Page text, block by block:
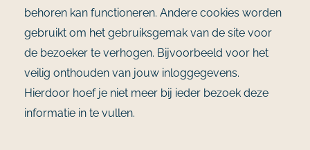
behoren kan functioneren. Andere cookies worden
gebruikt om het gebruiksgemak van de site voor
de bezoeker te verhogen. Bijvoorbeeld voor het
veilig onthouden van jouw inloggegevens.
Hierdoor hoef je niet meer bij ieder bezoek deze
informatie in te vullen.